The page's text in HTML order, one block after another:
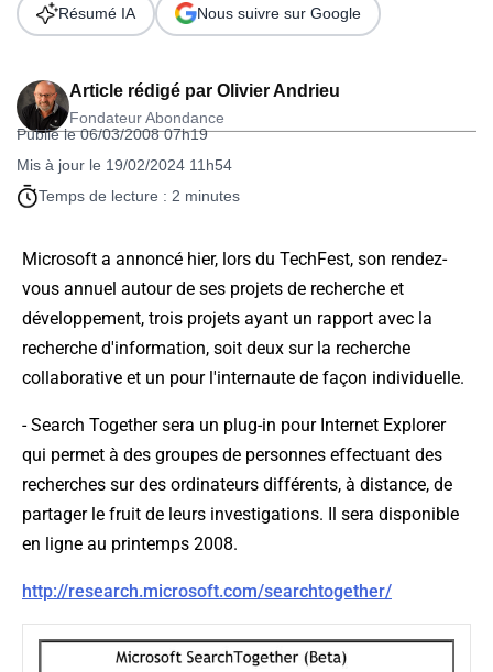
Article rédigé par Olivier Andrieu
Fondateur Abondance
Publié le 06/03/2008 07h19
Mis à jour le 19/02/2024 11h54
Temps de lecture : 2 minutes
Résumé IA Nous suivre sur Google
Microsoft a annoncé hier, lors du TechFest, son rendez-
vous annuel autour de ses projets de recherche et
développement, trois projets ayant un rapport avec la
recherche d'information, soit deux sur la recherche
collaborative et un pour l'internaute de façon individuelle.
-Search Togethersera un plug-in pour Internet Explorer
qui permet à des groupes de personnes effectuant des
recherches sur des ordinateurs différents, à distance, de
partager le fruit de leurs investigations. Il sera disponible
en ligne au printemps 2008.
http://research.microsoft.com/searchtogether/